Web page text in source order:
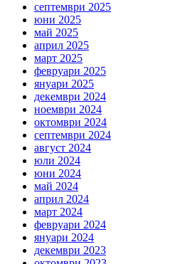
септември 2025
юни 2025
май 2025
април 2025
март 2025
февруари 2025
януари 2025
декември 2024
ноември 2024
октомври 2024
септември 2024
август 2024
юли 2024
юни 2024
май 2024
април 2024
март 2024
февруари 2024
януари 2024
декември 2023